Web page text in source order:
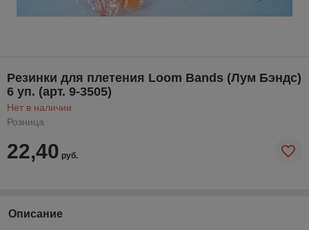
Резинки для плетения Loom Bands (Лум Бэндс)
6 уп. (арт. 9-3505)
Нет в наличии
Розница
22,40 руб.
Описание